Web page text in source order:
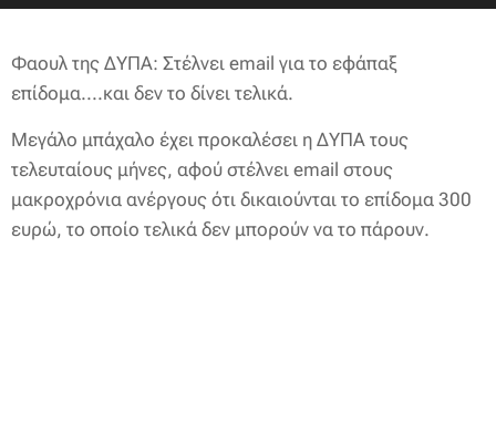
Φαουλ της ΔΥΠΑ: Στέλνει email για το εφάπαξ
επίδομα....και δεν το δίνει τελικά.
Μεγάλο μπάχαλο έχει προκαλέσει η ΔΥΠΑ τους
τελευταίους μήνες, αφού στέλνει email στους
μακροχρόνια ανέργους ότι δικαιούνται το επίδομα 300
ευρώ, το οποίο τελικά δεν μπορούν να το πάρουν.